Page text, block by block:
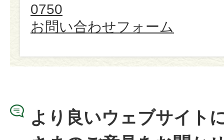
0750
お問い合わせフォーム
より良いウェブサイト